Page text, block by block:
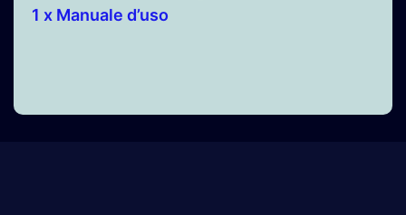
1 x Manuale d’uso